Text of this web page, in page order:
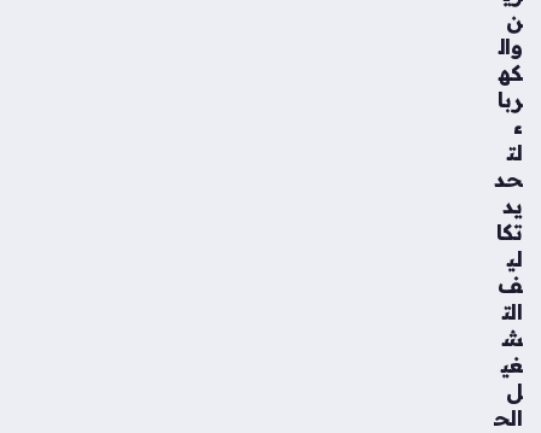
ن
وال
كه
ربا
ء
لت
حد
يد
تكا
لي
ف
الت
ش
غي
ل
الح